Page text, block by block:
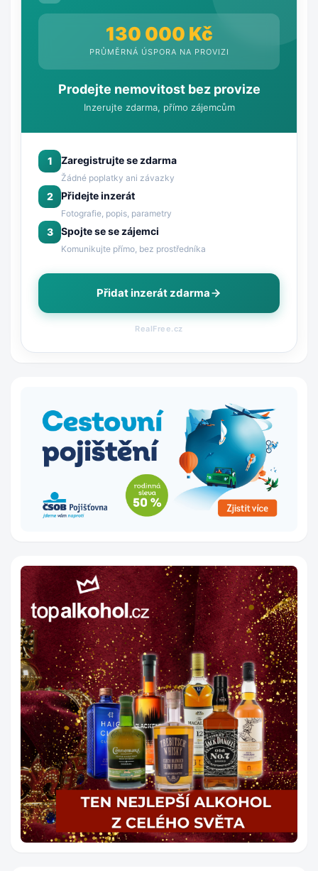
130 000 Kč
PRŮMĚRNÁ ÚSPORA NA PROVIZI
Prodejte nemovitost bez provize
Inzerujte zdarma, přímo zájemcům
1 Zaregistrujte se zdarma
Žádné poplatky ani závazky
2 Přidejte inzerát
Fotografie, popis, parametry
3 Spojte se se zájemci
Komunikujte přímo, bez prostředníka
Přidat inzerát zdarma
RealFree.cz